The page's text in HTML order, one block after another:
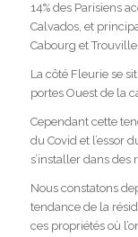
14% des Parisiens
Calvados, et
Cabourg et
La côté Fleurie se
portes Ouest de la
Cependant cette
du Covid et l’essor
s’installer dans
Nous constatons
tendance de la
ces propriétés où